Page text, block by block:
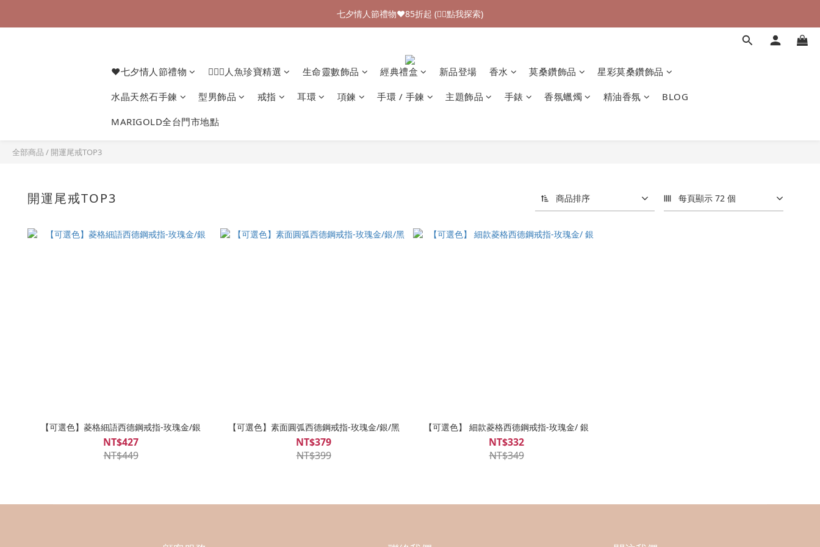
加入新會員領$100購物金💰 (👉🏻點我領取)
七夕情人節禮物❤85折起 (👉🏻點我探索)
❤七夕情人節禮物 🧜🏻‍♀️人魚珍寶精選 生命靈數飾品 經典禮盒 新品登場 香水 莫桑鑽飾品 星彩莫桑鑽飾品
水晶天然石手鍊 型男飾品 戒指 耳環 項鍊 手環 / 手鍊 主題飾品 手錶 香氛蠟燭 精油香氛 BLOG
MARIGOLD全台門市地點
全部商品 / 開運尾戒TOP3
開運尾戒TOP3 商品排序 每頁顯示 72 個
【可選色】菱格細語西德鋼戒指-玫瑰金/銀
NT$427
NT$449
【可選色】素面圓弧西德鋼戒指-玫瑰金/銀/黑
NT$379
NT$399
【可選色】 細款菱格西德鋼戒指-玫瑰金/ 銀
NT$332
NT$349